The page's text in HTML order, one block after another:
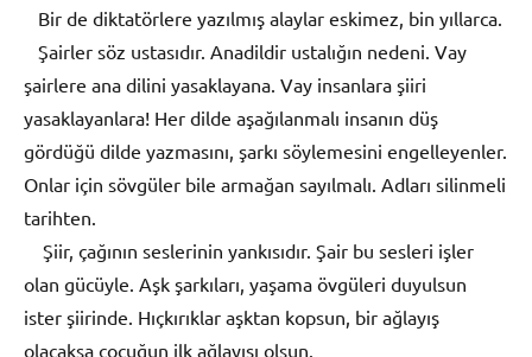
Bir de diktatörlere yazılmış alaylar eskimez, bin yıllarca.
Şairler söz ustasıdır. Anadildir ustalığın nedeni. Vay
şairlere ana dilini yasaklayana. Vay insanlara şiiri
yasaklayanlara! Her dilde aşağılanmalı insanın düş
gördüğü dilde yazmasını, şarkı söylemesini engelleyenler.
Onlar için sövgüler bile armağan sayılmalı. Adları silinmeli
tarihten.
Şiir, çağının seslerinin yankısıdır. Şair bu sesleri işler
olan gücüyle. Aşk şarkıları, yaşama övgüleri duyulsun
ister şiirinde. Hıçkırıklar aşktan kopsun, bir ağlayış
olacaksa çocuğun ilk ağlayışı olsun.